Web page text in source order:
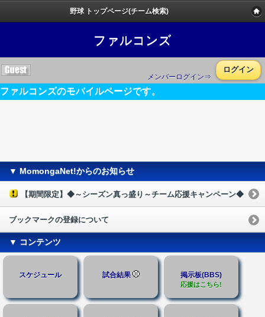
野球 トップページ(チーム検索)
ファルコンズ
メンバーログイン⇒
ログイン
ファルコンズのモバイルページです。
▼ MomongaNet!からのお知らせ
【期間限定】◆～シーズン真っ盛り～チーム応援キャンペーン◆
ブックマークの登録について
▼ コンテンツ
スケジュール 試合結果 掲示板(BBS)
応援はこちら!